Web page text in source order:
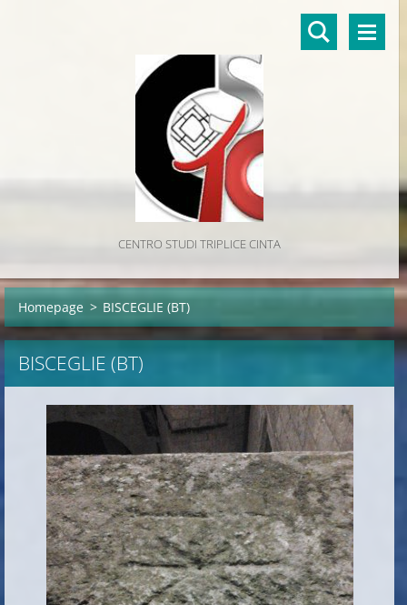
CENTRO STUDI TRIPLICE CINTA
Homepage > BISCEGLIE (BT)
BISCEGLIE (BT)